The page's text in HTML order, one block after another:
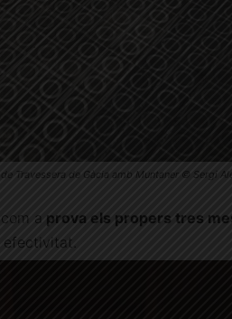
Travessera de Gàcia amb Muntaner © Sergi
a prova els propers tres
efectivitat.